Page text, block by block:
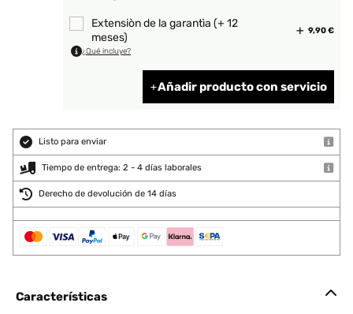
Extensiòn de la garantìa (+ 12
meses)
9,90 €
¿Qué incluye?
Añadir producto con servicio
Listo para enviar
Tiempo de entrega: 2 - 4 días laborales
Derecho de devolución de 14 días
Características